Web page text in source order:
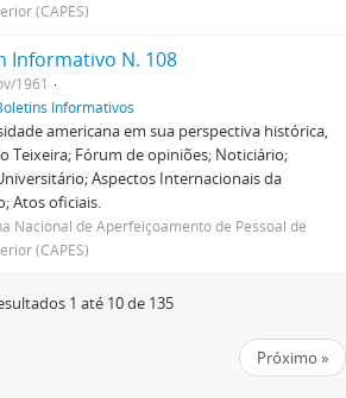
(CAPES)
Informativo N. 108
1961
Informativos
americana em sua perspectiva histórica,
Teixeira; Fórum de opiniões; Noticiário;
Aspectos Internacionais da
Atos oficiais.
Nacional de Aperfeiçoamento de Pessoal de
(CAPES)
1 até 10 de 135
Próximo »